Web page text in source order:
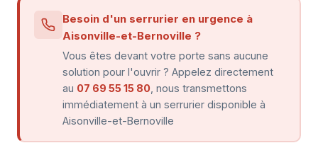
Besoin d'un serrurier en urgence à
Aisonville-et-Bernoville ?
Vous êtes devant votre porte sans aucune
solution pour l'ouvrir ? Appelez directement
au 07 69 55 15 80 , nous transmettons
immédiatement à un serrurier disponible à
Aisonville-et-Bernoville